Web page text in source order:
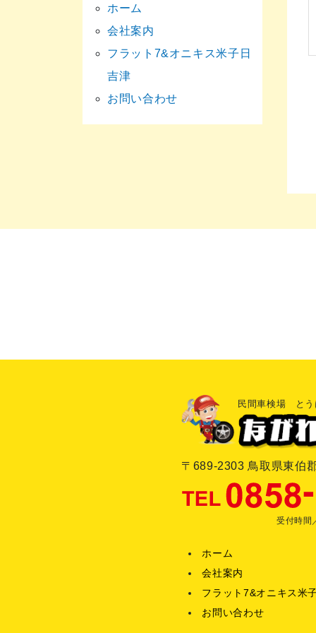
ホーム
会社案内
フラット7&オニキス米子日
吉津
お問い合わせ
民間車検場 とう
〒689-2303 鳥取県東伯
受付時間
ホーム
会社案内
フラット7&オニキス米
お問い合わせ